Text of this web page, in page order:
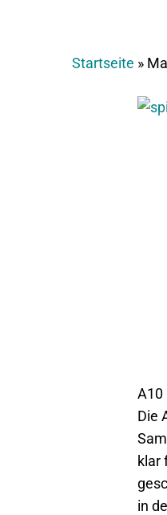
Startseite »
A10
Die
klar
in